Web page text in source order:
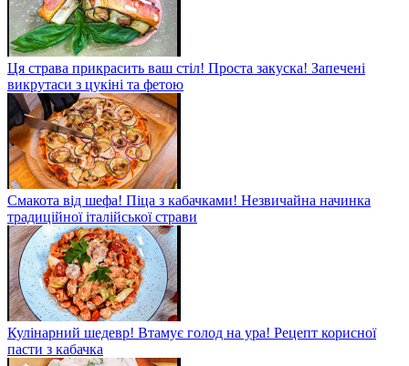
Ця страва прикрасить ваш стіл! Проста закуска! Запечені
викрутаси з цукіні та фетою
Смакота від шефа! Піца з кабачками! Незвичайна начинка
традиційної італійської страви
Кулінарний шедевр! Втамує голод на ура! Рецепт корисної
пасти з кабачка